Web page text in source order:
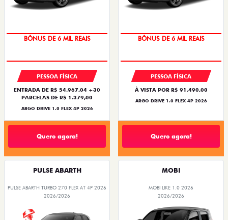
BÔNUS DE 6 MIL REAIS
PESSOA FÍSICA
ENTRADA DE R$ 54.967,04 +30
PARCELAS DE R$ 1.379,00
ARGO DRIVE 1.0 FLEX 4P 2026
Quero agora!
BÔNUS DE 6 MIL REAIS
PESSOA FÍSICA
À VISTA POR R$ 91.490,00
ARGO DRIVE 1.0 FLEX 4P 2026
Quero agora!
PULSE ABARTH
PULSE ABARTH TURBO 270 FLEX AT 4P 2026
2026/2026
MOBI
MOBI LIKE 1.0 2026
2026/2026